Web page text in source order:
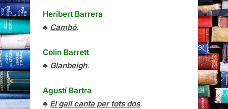
Heribert Barrera
♣ Cambó.
Colin Barrett
♣ Glanbeigh.
Agustí Bartra
♣ El gall canta per tots dos.